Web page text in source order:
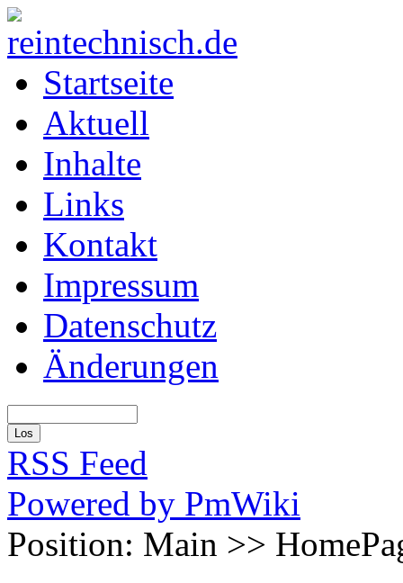
Startseite
Aktuell
Inhalte
Links
Kontakt
Impressum
Datenschutz
Änderungen
RSS Feed
Powered by PmWiki
Position: Main >>